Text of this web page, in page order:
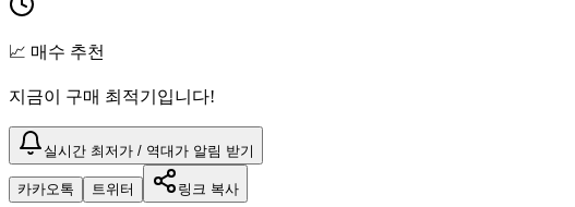
📈 매수 추천
지금이 구매 최적기입니다!
실시간 최저가 / 역대가 알림 받기
카카오톡 트위터 링크 복사